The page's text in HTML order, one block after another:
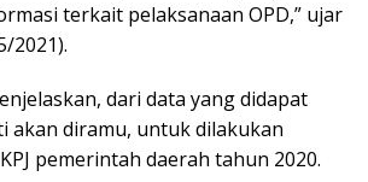
terkait pelaksanaan OPD,” ujar
2021).
dari data yang didapat
akan diramu, untuk dilakukan
pemerintah daerah tahun 2020.